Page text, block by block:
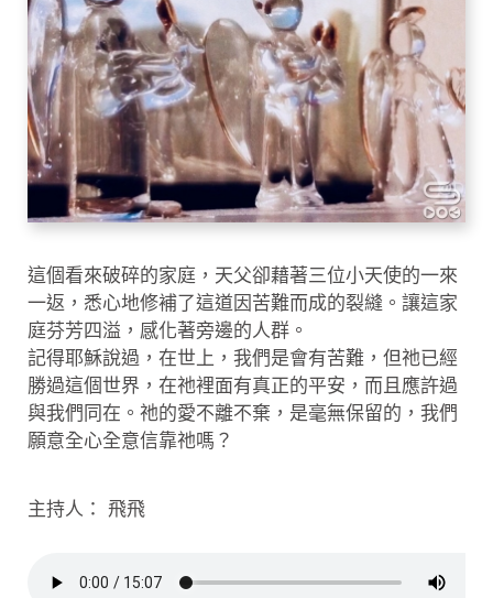
這個看來破碎的家庭，天父卻藉著三位小天使的一來
一返，悉心地修補了這道因苦難而成的裂縫。讓這家
庭芬芳四溢，感化著旁邊的人群。
記得耶穌說過，在世上，我們是會有苦難，但祂已經
勝過這個世界，在祂裡面有真正的平安，而且應許過
與我們同在。祂的愛不離不棄，是毫無保留的，我們
願意全心全意信靠祂嗎？
主持人： 飛飛